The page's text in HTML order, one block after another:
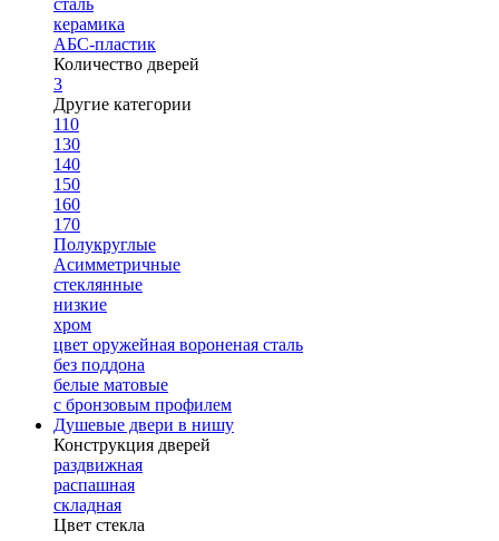
сталь
керамика
АБС-пластик
Количество дверей
3
Другие категории
110
130
140
150
160
170
Полукруглые
Асимметричные
стеклянные
низкие
хром
цвет оружейная вороненая сталь
без поддона
белые матовые
с бронзовым профилем
Душевые двери в нишу
Конструкция дверей
раздвижная
распашная
складная
Цвет стекла